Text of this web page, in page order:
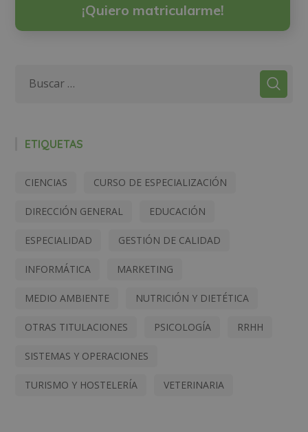
¡Quiero matricularme!
ETIQUETAS
CIENCIAS CURSO DE ESPECIALIZACIÓN
DIRECCIÓN GENERAL EDUCACIÓN
ESPECIALIDAD GESTIÓN DE CALIDAD
INFORMÁTICA MARKETING
MEDIO AMBIENTE NUTRICIÓN Y DIETÉTICA
OTRAS TITULACIONES PSICOLOGÍA RRHH
SISTEMAS Y OPERACIONES
TURISMO Y HOSTELERÍA VETERINARIA